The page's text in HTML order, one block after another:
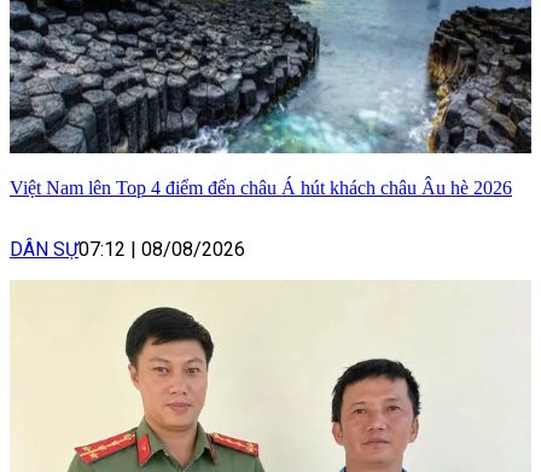
Việt Nam lên Top 4 điểm đến châu Á hút khách châu Âu hè 2026
DÂN SỰ07:12 08/08/2026